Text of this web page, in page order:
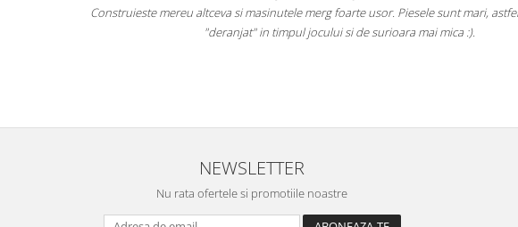
Construieste mereu altceva si masinutele merg foarte usor. Piesele sunt mari, astfel incat poate fi
"deranjat" in timpul jocului si de surioara mai mica :).
NEWSLETTER
Nu rata ofertele si promotiile noastre